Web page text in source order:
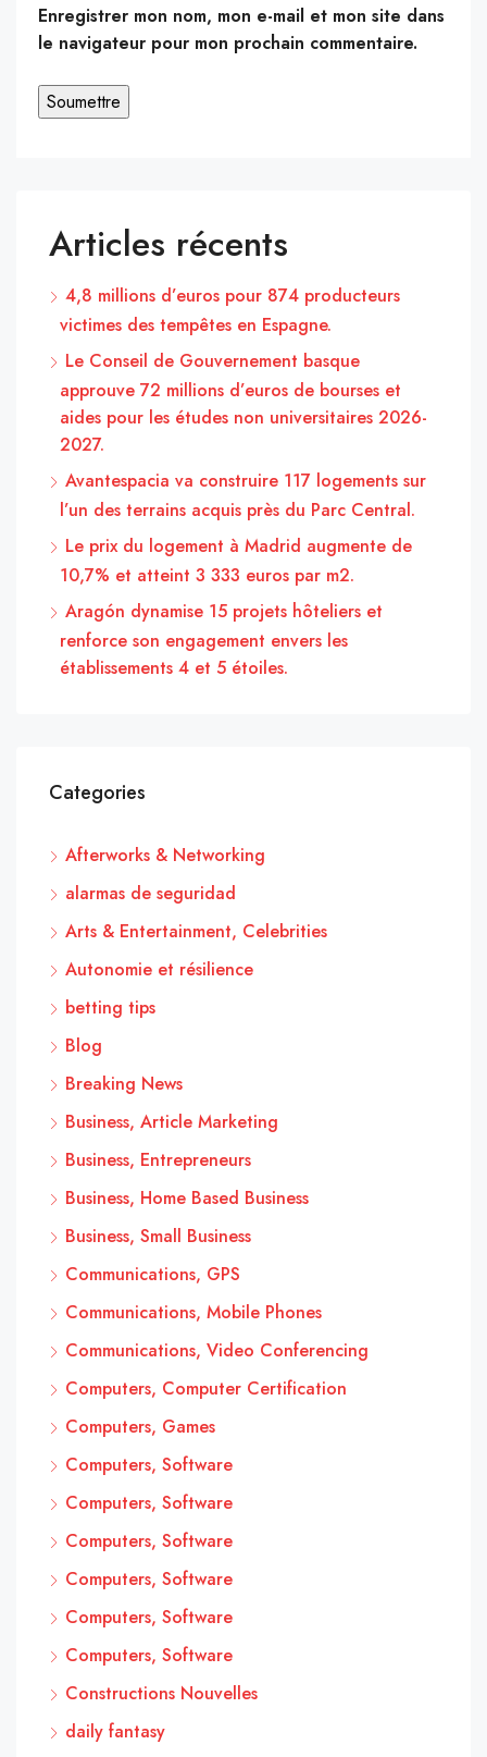
Enregistrer mon nom, mon e-mail et mon site dans
le navigateur pour mon prochain commentaire.
Articles récents
4,8 millions d’euros pour 874 producteurs
victimes des tempêtes en Espagne.
Le Conseil de Gouvernement basque
approuve 72 millions d’euros de bourses et
aides pour les études non universitaires 2026-
2027.
Avantespacia va construire 117 logements sur
l’un des terrains acquis près du Parc Central.
Le prix du logement à Madrid augmente de
10,7% et atteint 3 333 euros par m2.
Aragón dynamise 15 projets hôteliers et
renforce son engagement envers les
établissements 4 et 5 étoiles.
Categories
Afterworks & Networking
alarmas de seguridad
Arts & Entertainment, Celebrities
Autonomie et résilience
betting tips
Blog
Breaking News
Business, Article Marketing
Business, Entrepreneurs
Business, Home Based Business
Business, Small Business
Communications, GPS
Communications, Mobile Phones
Communications, Video Conferencing
Computers, Computer Certification
Computers, Games
Computers, Software
Computers, Software
Computers, Software
Computers, Software
Computers, Software
Computers, Software
Constructions Nouvelles
daily fantasy